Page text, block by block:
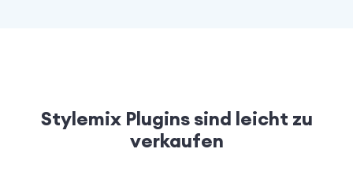
Stylemix Plugins sind leicht zu
verkaufen